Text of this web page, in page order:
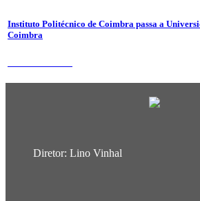
Instituto Politécnico de Coimbra passa a
Coimbra
Diretor: Lino Vinhal